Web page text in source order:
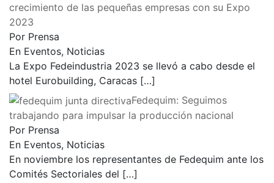
crecimiento de las pequeñas empresas con su Expo
2023
Por Prensa
En Eventos, Noticias
La Expo Fedeindustria 2023 se llevó a cabo desde el
hotel Eurobuilding, Caracas […]
Fedequim: Seguimos
trabajando para impulsar la producción nacional
Por Prensa
En Eventos, Noticias
En noviembre los representantes de Fedequim ante los
Comités Sectoriales del […]